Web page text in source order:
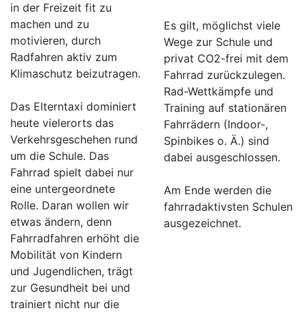
in der Freizeit fit zu
machen und zu
motivieren, durch
Radfahren aktiv zum
Klimaschutz beizutragen.
Das Elterntaxi dominiert
heute vielerorts das
Verkehrsgeschehen rund
um die Schule. Das
Fahrrad spielt dabei nur
eine untergeordnete
Rolle. Daran wollen wir
etwas ändern, denn
Fahrradfahren erhöht die
Mobilität von Kindern
und Jugendlichen, trägt
zur Gesundheit bei und
trainiert nicht nur die
Es gilt, möglichst viele
Wege zur Schule und
privat CO2-frei mit dem
Fahrrad zurückzulegen.
Rad-Wettkämpfe und
Training auf stationären
Fahrrädern (Indoor-,
Spinbikes o. Ä.) sind
dabei ausgeschlossen.
Am Ende werden die
fahrradaktivsten Schulen
ausgezeichnet.